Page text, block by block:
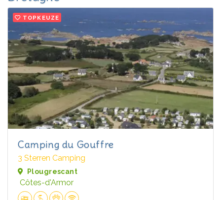
TOPKEUZE
Camping du Gouffre
3 Sterren Camping
Plougrescant
Côtes-d'Armor